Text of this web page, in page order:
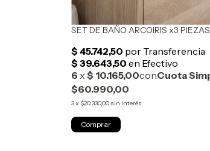
SET DE BAÑO ARCOIRIS x3 PIEZAS
$60.990,00
3x $20.330,00 sin interés